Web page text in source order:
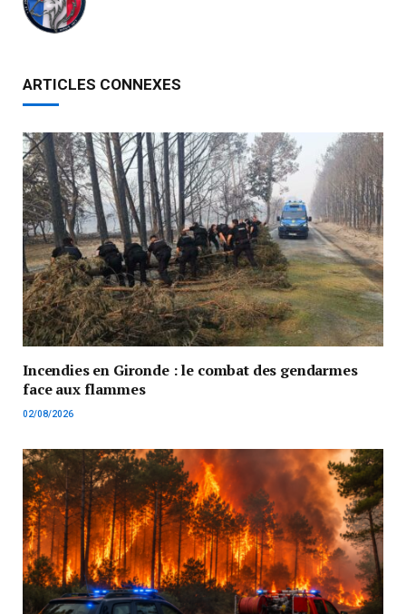
ARTICLES CONNEXES
Incendies en Gironde : le combat des gendarmes
face aux flammes
02/08/2026